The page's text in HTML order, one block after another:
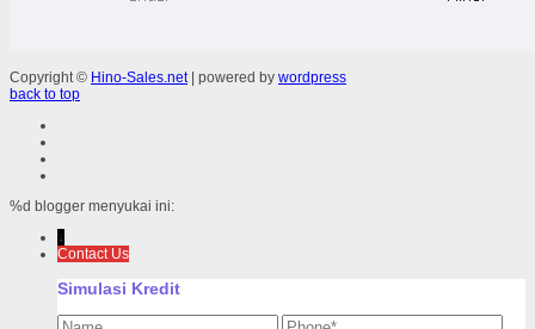
Copyright © Hino-Sales.net| powered by wordpress
back to top
%d blogger menyukai ini:
↓
Contact Us
Simulasi Kredit